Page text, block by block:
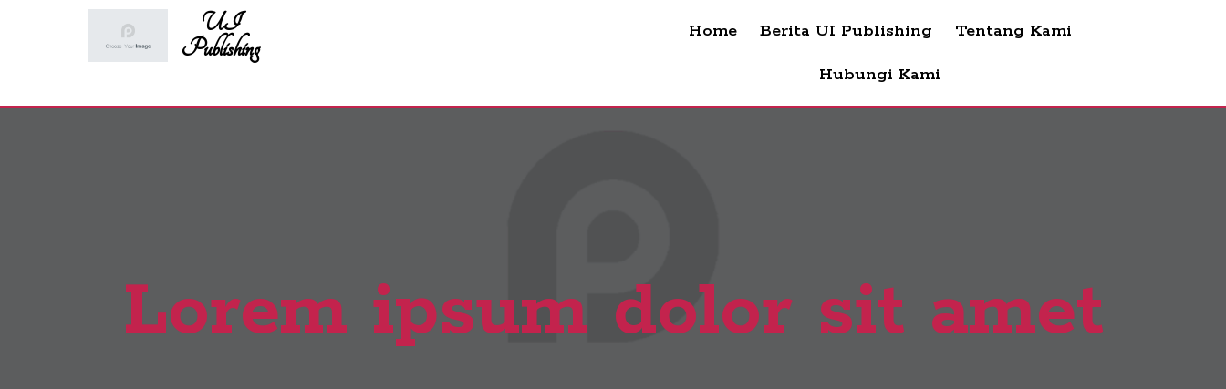
UI
Publishing
Home Berita UI Publishing Tentang Kami
Hubungi Kami
Lorem ipsum dolor sit amet